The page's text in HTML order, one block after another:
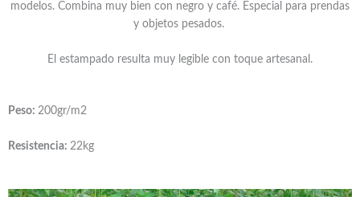
modelos. Combina muy bien con negro y café. Especial para prendas
y objetos pesados.
El estampado resulta muy legible con toque artesanal.
Peso: 200gr/m2
Resistencia: 22kg